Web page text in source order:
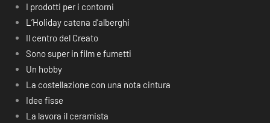
I prodotti per i contorni
L’Holiday catena d’alberghi
Il centro del Creato
Sono super in film e fumetti
Un hobby
La costellazione con una nota cintura
Idee fisse
La lavora il ceramista